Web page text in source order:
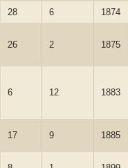
28 6 1874
26 2 1875
6 12 1883
17 9 1885